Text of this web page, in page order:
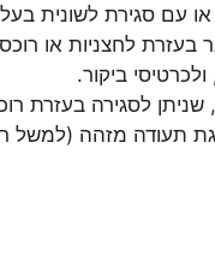
עם סגירת לשונית
בעזרת לחצניות או
ביקור.
לסגירה בעזרת
תעודה מזהה (למשל